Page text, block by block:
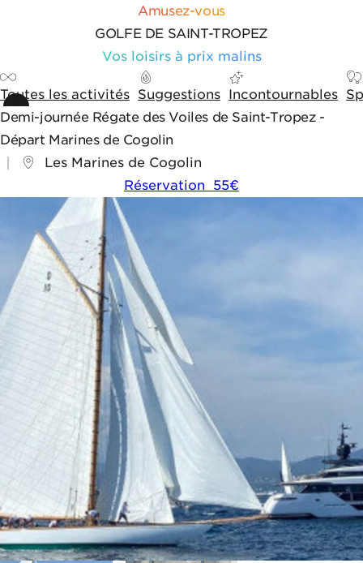
Panneau de gestion des cookies
Aller aux outils de navigation
Amusez-vous
GOLFE DE SAINT-TROPEZ
Vos loisirs à prix malins
Toutes les activités Suggestions Incontournables
Demi-journée Régate des Voiles de Saint-Tropez -
Départ Marines de Cogolin
Les Marines de Cogolin
Réservation 55€